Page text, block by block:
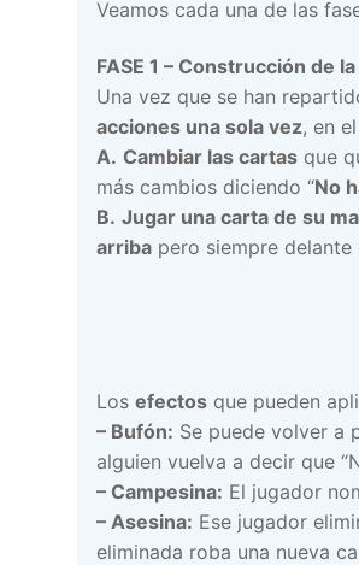
Veamos cada una de las
FASE 1 – Construcción de
Una vez que se han
acciones una sola vez, en
A. Cambiar las cartas que
más cambios diciendo “No
B. Jugar una carta de su
arriba pero siempre
Los efectos que pueden
– Bufón: Se puede volver a
alguien vuelva a decir que
– Campesina: El jugador
– Asesina: Ese jugador
eliminada roba una nueva